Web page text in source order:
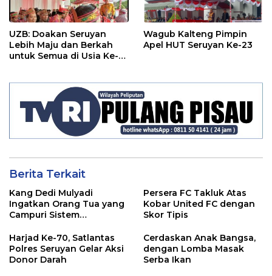
UZB: Doakan Seruyan
Lebih Maju dan Berkah
untuk Semua di Usia Ke-
Wagub Kalteng Pimpin
Apel HUT Seruyan Ke-23
Berita Terkait
Kang Dedi Mulyadi
Ingatkan Orang Tua yang
Campuri Sistem
Antara Hak, Batas, dan
Etika Hukum Pendidikan
Persera FC Takluk Atas
Kobar United FC dengan
Skor Tipis
Harjad Ke-70, Satlantas
Polres Seruyan Gelar Aksi
Donor Darah
Cerdaskan Anak Bangsa,
dengan Lomba Masak
Serba Ikan